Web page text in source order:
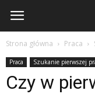
Strona główna Praca
Praca Szukanie pierwszej
Czy w